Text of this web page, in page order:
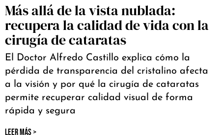
Más allá de la vista nublada:
recupera la calidad de vida con la
cirugía de cataratas
El Doctor Alfredo Castillo explica cómo la
pérdida de transparencia del cristalino afecta
a la visión y por qué la cirugía de cataratas
permite recuperar calidad visual de forma
rápida y segura
LEER MÁS >